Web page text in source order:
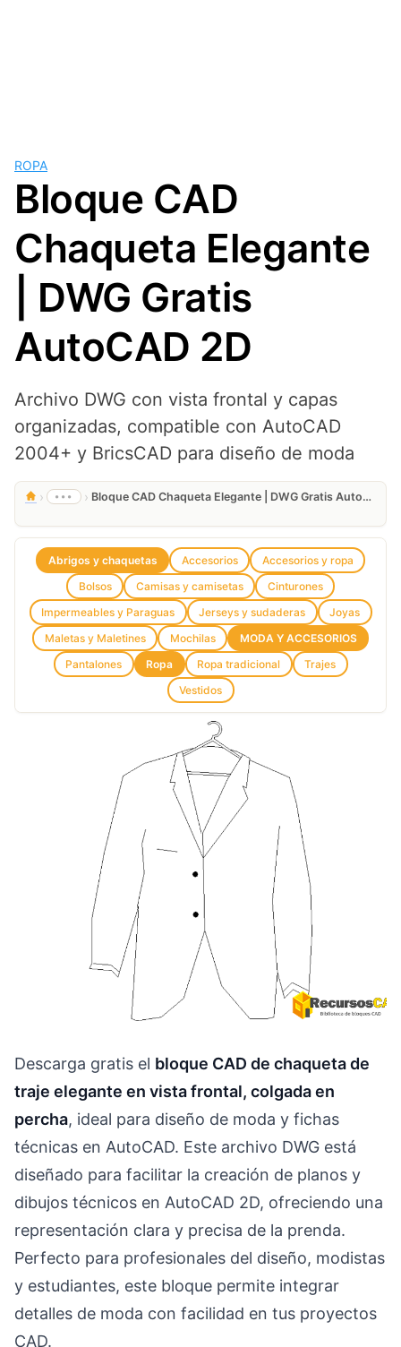
ROPA
Bloque CAD
Chaqueta Elegante
| DWG Gratis
AutoCAD 2D
Archivo DWG con vista frontal y capas
organizadas, compatible con AutoCAD
2004+ y BricsCAD para diseño de moda
› ••• › Bloque CAD Chaqueta Elegante | DWG Gratis AutoCAD 2D
Abrigos y chaquetas Accesorios
Accesorios y ropa
Bolsos
Camisas y camisetas
Cinturones
Impermeables y Paraguas
Jerseys y sudaderas
Joyas
Maletas y Maletines
Mochilas
MODA Y ACCESORIOS
Pantalones
Ropa Ropa tradicional
Trajes
Vestidos
Descarga gratis el bloque CAD de chaqueta de
traje elegante en vista frontal, colgada en
percha, ideal para diseño de moda y fichas
técnicas en AutoCAD. Este archivo DWG está
diseñado para facilitar la creación de planos y
dibujos técnicos en AutoCAD 2D, ofreciendo una
representación clara y precisa de la prenda.
Perfecto para profesionales del diseño, modistas
y estudiantes, este bloque permite integrar
detalles de moda con facilidad en tus proyectos
CAD.